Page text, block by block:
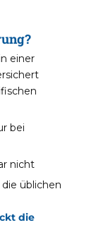
einer
bei
nicht
üblichen
die